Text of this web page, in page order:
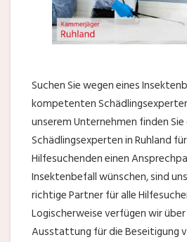
Suchen Sie wegen eines
kompetenten
unserem Unternehmen finden
Schädlingsexperten in Ruhland
Hilfesuchenden einen
Insektenbefall wünschen, sind
richtige Partner für alle
Logischerweise verfügen wir
Ausstattung für die Beseitigung